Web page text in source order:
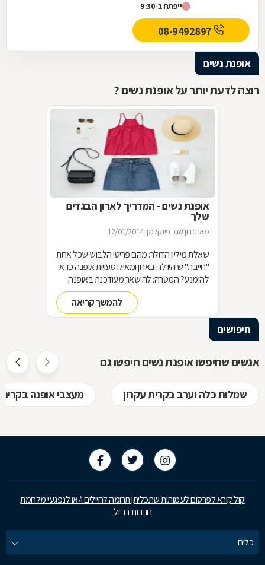
הנאמן שלה בגדים...
ייפתח ב-9:30
08-9492897
אופנת נשים
רוצה לדעת יותר על אופנת נשים ?
אופנת נשים - המדריך לארון הבגדים
שלך
מאת: רון שגב פינקלמן 12/01/2014
שאלת מיליון הדולר: מהם פריטי הלבוש שכל אחת
"חייבת" שיהיו לה בארון ומאילו טעויות אופנה כדאי
להימנע? המטרה: להישאר מעודכנת באופנה
מבלי להחליף מלתחה שלמה כל עונה האמצעי:
להמשך קריאה
חיפושים
אנשים שחיפשו אופנת נשים חיפשו גם
שמלות כלה וערב בקרית עקרון מעצבי אופנה בקרית
קול קורא לפרסום לעמותות שתכליתן תרומה לחיילים ו/או לנפגעי מלחמת
חרבות ברזל
כלים